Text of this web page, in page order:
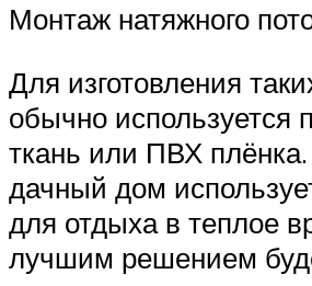
Монтаж натяжного
Для изготовления
обычно используется
ткань или ПВХ
дачный дом
для отдыха в теплое
лучшим решением